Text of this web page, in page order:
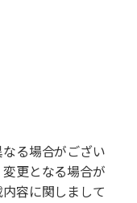
る場合がござい
更となる場合が
容に関しまして